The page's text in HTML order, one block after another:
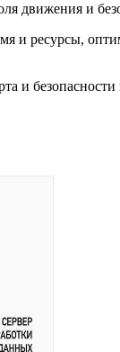
движения и
и ресурсы,
и